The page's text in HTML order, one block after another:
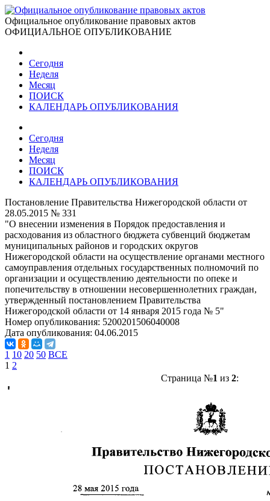
Официальное опубликование правовых актов
ОФИЦИАЛЬНОЕ ОПУБЛИКОВАНИЕ
Сегодня
Неделя
Месяц
ПОИСК
КАЛЕНДАРЬ ОПУБЛИКОВАНИЯ
Сегодня
Неделя
Месяц
ПОИСК
КАЛЕНДАРЬ ОПУБЛИКОВАНИЯ
Постановление Правительства Нижегородской области от
28.05.2015 № 331
"О внесении изменения в Порядок предоставления и
расходования из областного бюджета субвенций бюджетам
муниципальных районов и городских округов
Нижегородской области на осуществление органами местного
самоуправления отдельных государственных полномочий по
организации и осуществлению деятельности по опеке и
попечительству в отношении несовершеннолетних граждан,
утвержденный постановлением Правительства
Нижегородской области от 14 января 2015 года № 5"
Номер опубликования: 5200201506040008
Дата опубликования: 04.06.2015
1 10 20 50 ВСЕ
1 2
Страница №1 из 2: